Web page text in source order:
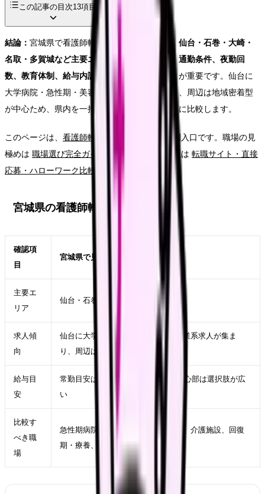
この記事の目次13項目
結論： 宮城県で看護師転職を成功させるには、 仙台・石巻・大崎・
名取・多賀城など主要エリアごとの求人傾向、通勤条件、夜勤回
数、教育体制、給与内訳を分けて確認することが重要です。仙台に
大学病院・急性期・美容・企業系求人が集まり、周辺は地域密着型
が中心ため、県内を一括りにせず、生活圏ごとに比較します。
このページは、 看護師転職完全ガイド
の地域別入口です。職場の見
極めは 職場選び完全ガイド 、応募ルートの比較は 転職サイト・直接
応募・ハローワーク比較
宮城県の看護師転職市場
確認項
目
宮城県で見るポイント
主要エ
リア
仙台・石巻・大崎・名取・多賀城
求人傾
向
仙台に大学病院・急性期・美容・企業系求人が集ま
り、周辺は地域密着型が中心
給与目
安
常勤目安は月給26〜36万円、仙台中心部は選択肢が広
い
比較す
べき職
場
急性期病院、クリニック、訪問看護、介護施設、回復
期・療養、健診、美容クリニック